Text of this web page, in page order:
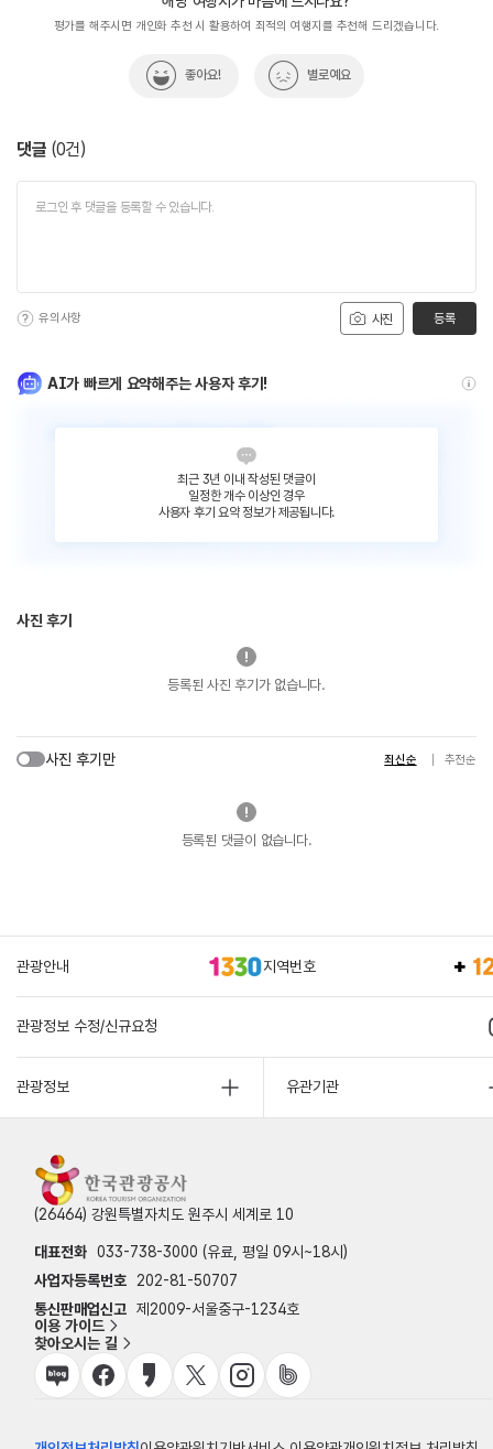
#행담도휴게소
평가를 해주시면 개인화 추천 시 활용하여 최적의 여행지를 추천해 드리겠습니다.
좋아요! 별로예요
댓글 (0건)
사진
유의사항 등록
AI가 빠르게 요약해주는 사용자 후기!
최근 3년 이내 작성된 댓글이
일정한 개수 이상인 경우
사용자 후기 요약 정보가 제공됩니다.
사진 후기
등록된 사진 후기가 없습니다.
사진 후기만 최신순 추천순
등록된 댓글이 없습니다.
관광안내 지역번호
관광정보 수정/신규요청
관광정보 유관기관
(26464) 강원특별자치도 원주시 세계로 10
대표전화 033-738-3000 (유료, 평일 09시~18시)
사업자등록번호
202-81-50707
통신판매업신고 제2009-서울중구-1234호
이용 가이드
찾아오시는 길